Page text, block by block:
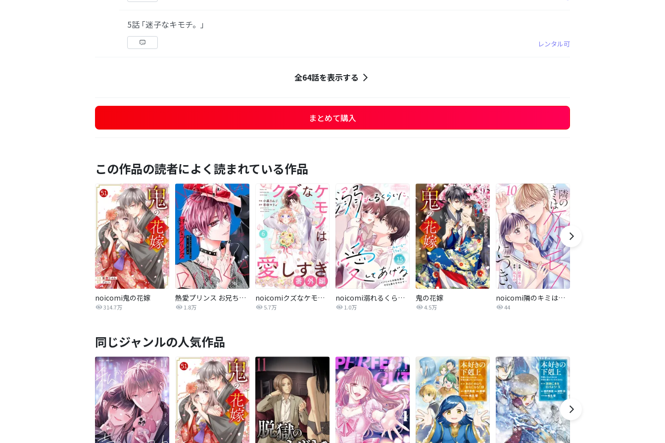
5話 ｢迷子なキモチ。｣
レンタル可
全64話を表示する
まとめて購入
この作品の読者によく読まれている作品
noicomi鬼の花嫁
314.7万
熱愛プリンス お兄ちゃんはキミが好き
1.8万
noicomiクズなケモノは愛しすぎ
5.7万
noicomi溺れるくらいに、愛してあげる～イジワルな未紘先輩は今日も番を甘やかす～
1.0万
鬼の花嫁
4.5万
noicomi隣のキミはケダモノにつき。
44
同じジャンルの人気作品